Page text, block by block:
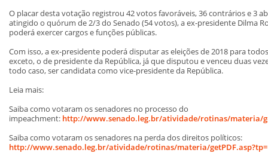
O placar desta votação registrou 42 votos favoráveis, 36 contrários e 3
atingido o quórum de 2/3 do Senado (54 votos), a ex-presidente Dilma
poderá exercer cargos e funções públicas.
Com isso, a ex-presidente poderá disputar as eleições de 2018 para
exceto, o de presidente da República, já que disputou e venceu duas
todo caso, ser candidata como vice-presidente da República.
Leia mais:
Saiba como votaram os senadores no processo do
impeachment: http://www.senado.leg.br/atividade/rotinas/materia/
Saiba como votaram os senadores na perda dos direitos políticos:
http://www.senado.leg.br/atividade/rotinas/materia/